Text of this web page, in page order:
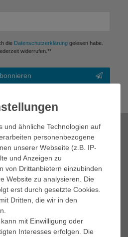
die Daten­schutz­erklärunggelesen habe.
widerrufen.**
und ähnliche Technologien auf
personenbezogene
unserer Webseite (z.B. IP-
und Anzeigen zu
von Drittanbietern einzubinden
Website zu analysieren. Die
erst durch gesetzte Cookies.
Dritten, die wir in den
mit Einwilligung oder
Interesses erfolgen. Die